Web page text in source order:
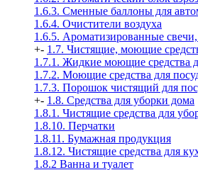
1.6.3. Сменные баллоны для
1.6.4. Очистители воздуха
1.6.5. Ароматизированные
+- 1.7. Чистящие, моющие
1.7.1. Жидкие моющие средства
1.7.2. Моющие средства для
1.7.3. Порошок чистящий для
+- 1.8. Средства для уборки дома
1.8.1. Чистящие средства для
1.8.10. Перчатки
1.8.11. Бумажная продукция
1.8.12. Чистящие средства для
1.8.2 Ванна и туалет